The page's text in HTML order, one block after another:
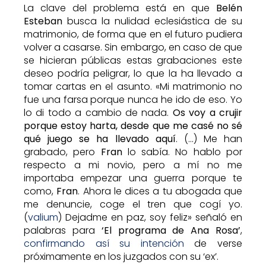
La clave del problema está en que Belén
Esteban busca la nulidad eclesiástica de su
matrimonio, de forma que en el futuro pudiera
volver a casarse. Sin embargo, en caso de que
se hicieran públicas estas grabaciones este
deseo podría peligrar, lo que la ha llevado a
tomar cartas en el asunto. «Mi matrimonio no
fue una farsa porque nunca he ido de eso. Yo
lo di todo a cambio de nada. Os voy a crujir
porque estoy harta, desde que me casé no sé
qué juego se ha llevado aquí. (…) Me han
grabado, pero Franlo sabía. No hablo por
respecto a mi novio, pero a mí no me
importaba empezar una guerra porque te
como, Fran. Ahora le dices a tu abogada que
me denuncie, coge el tren que cogí yo.
(valium) Dejadme en paz, soy feliz» señaló en
palabras para ‘El programa de Ana Rosa’,
confirmando así su intención de verse
próximamente en los juzgados con su ‘ex’.